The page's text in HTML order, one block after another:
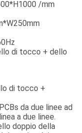
/mm
di tocco + dello
di tocco +
da due linee ad
a due linee.
doppio della